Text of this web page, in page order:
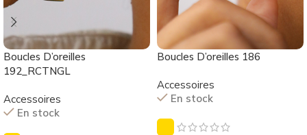
Boucles D’oreilles
192_RCTNGL
Accessoires
En stock
Boucles D’oreilles 186
Accessoires
En stock